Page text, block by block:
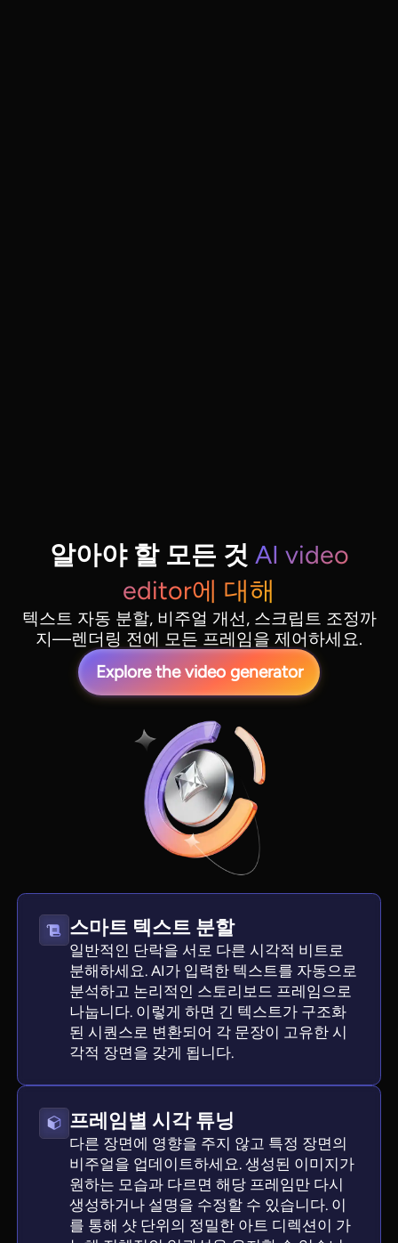
알아야 할 모든 것 AI video
editor에 대해
텍스트 자동 분할, 비주얼 개선, 스크립트 조정까
지—렌더링 전에 모든 프레임을 제어하세요.
Explore the video generator
스마트 텍스트 분할
일반적인 단락을 서로 다른 시각적 비트로
분해하세요. AI가 입력한 텍스트를 자동으로
분석하고 논리적인 스토리보드 프레임으로
나눕니다. 이렇게 하면 긴 텍스트가 구조화
된 시퀀스로 변환되어 각 문장이 고유한 시
각적 장면을 갖게 됩니다.
프레임별 시각 튜닝
다른 장면에 영향을 주지 않고 특정 장면의
비주얼을 업데이트하세요. 생성된 이미지가
원하는 모습과 다르면 해당 프레임만 다시
생성하거나 설명을 수정할 수 있습니다. 이
를 통해 샷 단위의 정밀한 아트 디렉션이 가